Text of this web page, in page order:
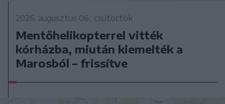
2026. augusztus 06., csütörtök
Mentőhelikopterrel vitték
kórházba, miután kiemelték a
Marosból – frissítve